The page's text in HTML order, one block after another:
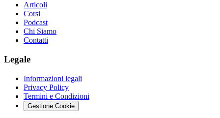
Articoli
Corsi
Podcast
Chi Siamo
Contatti
Legale
Informazioni legali
Privacy Policy
Termini e Condizioni
Gestione Cookie